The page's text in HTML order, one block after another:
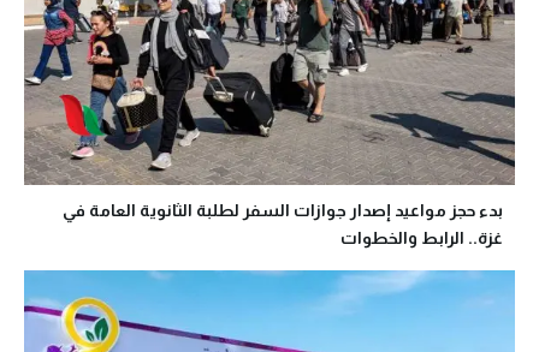
بدء حجز مواعيد إصدار جوازات السفر لطلبة الثانوية العامة في
غزة.. الرابط والخطوات